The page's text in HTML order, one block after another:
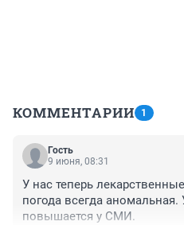
КОММЕНТАРИИ 1
Гость
9 июня, 08:31
У нас теперь
погода всегда
повышается у СМИ.